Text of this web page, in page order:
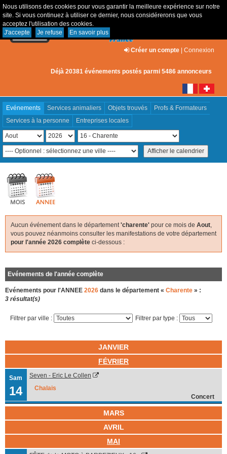
Nous utilisons des cookies pour vous garantir la meilleure expérience sur notre
site. Si vous continuez à utiliser ce dernier, nous considérerons que vous
acceptez l'utilisation des cookies.
J'accepte
Je refuse En savoir plus
Créer un compte | Connexion
Déjà 20381 événements postés parmi 5486 annonceurs
Evénements Services animaliers Objets trouvés
Profs & Formateurs
Services à la personne
Entreprises locales
Aucun événement dans le département 'charente' pour ce mois de Aout
vous pouvez néanmoins consulter les manifestations de votre département
pour l'année 2026 complète ci-dessous :
Evénements de l'année complète
Evénements pour l'ANNEE 2026 dans le département « Charente » :
3 résultat(s)
Filtrer par ville : Filtrer par type :
JANVIER
FÉVRIER
Sam
14
Seven - Eric Le Collen
Chalais
Concert
MARS
AVRIL
MAI